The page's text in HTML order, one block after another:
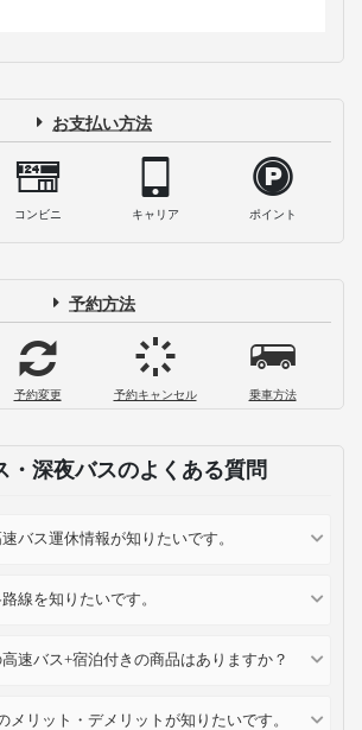
お支払い方法
コンビニ キャリア ポイント
予約方法
予約変更 予約キャンセル 乗車方法
・深夜バスのよくある質問
バス運休情報が知りたいです。
線を知りたいです。
速バス+宿泊付きの商品はありますか？
メリット・デメリットが知りたいです。